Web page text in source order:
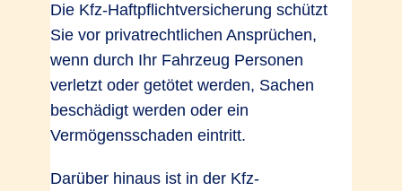
Die Kfz-Haftpflichtversicherung schützt
Sie vor privatrechtlichen Ansprüchen,
wenn durch Ihr Fahrzeug Personen
verletzt oder getötet werden, Sachen
beschädigt werden oder ein
Vermögensschaden eintritt.
Darüber hinaus ist in der Kfz-